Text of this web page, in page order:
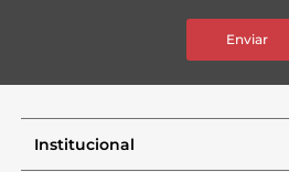
Enviar
Institucional